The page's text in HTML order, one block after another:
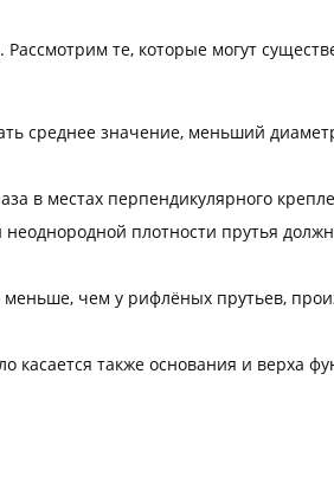
те, которые могут
среднее значение, меньший
в местах перпендикулярного
плотности прутья
чем у рифлёных прутьев,
также основания и верха